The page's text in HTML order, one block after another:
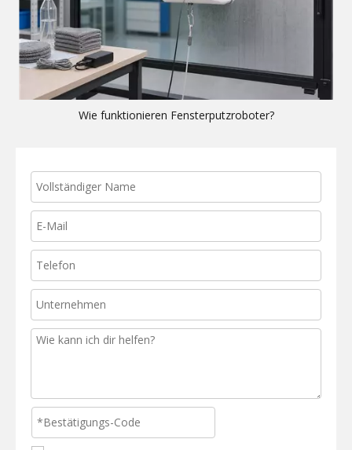
Wie funktionieren Fensterputzroboter?